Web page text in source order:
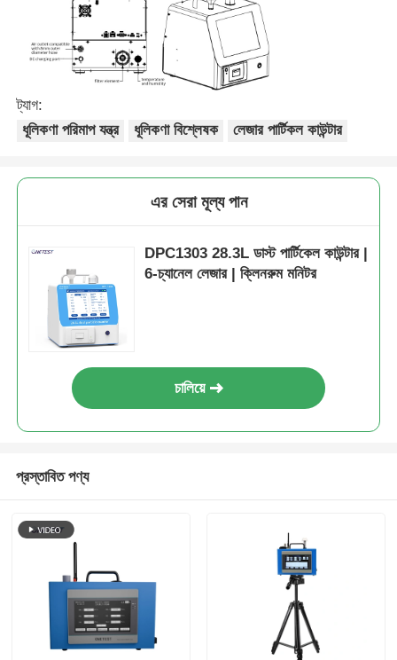
ট্যাগ:
ধূলিকণা পরিমাপ যন্ত্র
ধূলিকণা বিশ্লেষক লেজার পার্টিকল কাউন্টার
এর সেরা মূল্য পান
DPC1303 28.3L ডাস্ট পার্টিকেল কাউন্টার |
6-চ্যানেল লেজার | ক্লিনরুম মনিটর
চালিয়ে
প্রস্তাবিত পণ্য